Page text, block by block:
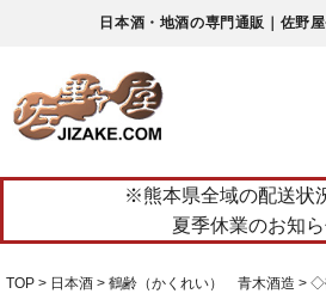
日本酒・地酒の専門通販｜佐野
※熊本県全域の配送状
夏季休業のお知ら
TOP 日本酒 鶴齢（かくれい） 青木酒造 ◇